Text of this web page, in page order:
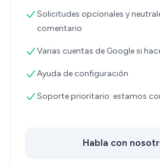
Solicitudes opcionales y
comentario
Varias cuentas de Google si
Ayuda de configuración
Soporte prioritario: estamos
Habla con